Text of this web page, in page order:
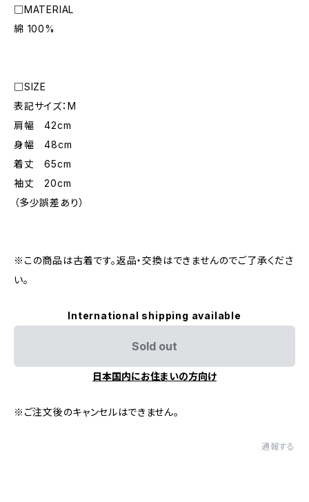
□MATERIAL
綿 100%
□SIZE
表記サイズ：M
肩幅 42cm
身幅 48cm
着丈 65cm
袖丈 20cm
（多少誤差あり）
※この商品は古着です。返品・交換はできませんのでご了承くださ
い。
International shipping available
Sold out
日本国内にお住まいの方向け
※ご注文後のキャンセルはできません。
通報する